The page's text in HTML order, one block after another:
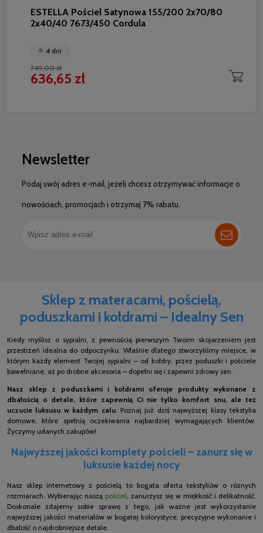
ESTELLA Pościel Satynowa 155/200 2x70/80
2x40/40 7673/450 Cordula
4 dni
749,00 zł
636,65 zł
Newsletter
Podaj swój adres e-mail, jeżeli chcesz otrzymywać informacje o
nowościach, promocjach i otrzymaj 7% rabatu.
Sklep z materacami, pościelą,
poduszkami i kołdrami – Idealny Sen
Kiedy myślisz o sypialni, z pewnością pierwszym Twoim skojarzeniem jest
przestrzeń idealna do odpoczynku. Właśnie dlatego stworzyliśmy miejsce, w
którym każdy element Twojej sypialni – od kołdry, przez poduszki i pościele
bawełniane, aż po drobne akcesoria – dopełni się i zapewni zdrowy sen.
Nasz sklep z poduszkami i kołdrami oferuje produkty wykonane z
dbałością o detale, które zapewnią Ci nie tylko komfort snu, ale też
uczucie luksusu w każdym calu. Poznaj już dziś najwyższej klasy tekstylia
domowe, które spełnią oczekiwania najbardziej wymagających klientów.
Życzymy udanych zakupów!
Najwyższej jakości komplety pościeli – zanurz się w
luksusie każdej nocy
Nasz sklep internetowy z pościelą to bogata oferta tekstyliów o różnych
rozmiarach. Wybierając naszą pościel, zanurzysz się w miękkość i delikatność.
Doskonale zdajemy sobie sprawę z tego, jak ważne jest wykorzystanie
najwyższej jakości materiałów w bogatej kolorystyce, precyzyjne wykonanie i
dbałość o najdrobniejsze detale.